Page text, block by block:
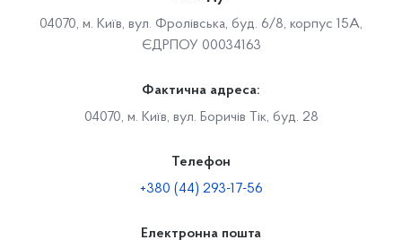
04070, м. Київ, вул. Фролівська, буд. 6/8, корпус 15А,
ЄДРПОУ 00034163
Фактична адреса:
04070, м. Київ, вул. Боричів Тік, буд. 28
Телефон
+380 (44) 293-17-56
Електронна пошта